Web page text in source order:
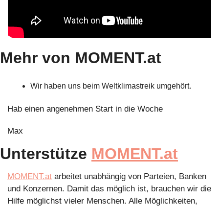
Mehr von MOMENT.at
Wir haben uns beim Weltklimastreik umgehört.
Hab einen angenehmen Start in die Woche
Max
Unterstütze MOMENT.at
MOMENT.at arbeitet unabhängig von Parteien, Banken
und Konzernen. Damit das möglich ist, brauchen wir die
Hilfe möglichst vieler Menschen. Alle Möglichkeiten,